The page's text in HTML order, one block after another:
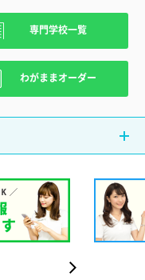
専門学校一覧
わがままオーダー